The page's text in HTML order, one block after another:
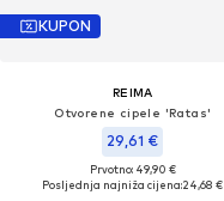
KUPON
REIMA
Otvorene cipele 'Ratas'
29,61 €
Prvotno: 49,90 €
Posljednja najniža cijena:24,68 €